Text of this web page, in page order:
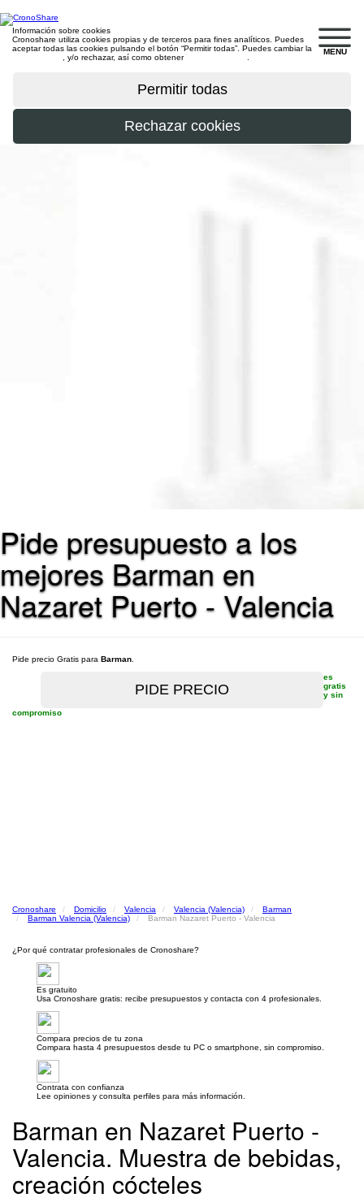
MENU
Información sobre cookies
Cronoshare utiliza cookies propias y de terceros para fines analíticos. Puedes
aceptar todas las cookies pulsando el botón “Permitir todas”. Puedes cambiar la
, y/o rechazar, así como obtener
Pide presupuesto a los
mejores Barman en
Nazaret Puerto - Valencia
Pide precio Gratis para Barman
es
gratis
y sin
compromiso
Cronoshare Domicilio Valencia Valencia (Valencia)
Barman
Barman Valencia (Valencia)
Barman Nazaret Puerto - Valencia
¿Por qué contratar profesionales de Cronoshare?
Es gratuito
Usa Cronoshare gratis: recibe presupuestos y contacta con 4 profesionales.
Compara precios de tu zona
Compara hasta 4 presupuestos desde tu PC o smartphone, sin compromiso.
Contrata con confianza
Lee opiniones y consulta perfiles para más información.
Barman en Nazaret Puerto -
Valencia. Muestra de bebidas,
creación cócteles